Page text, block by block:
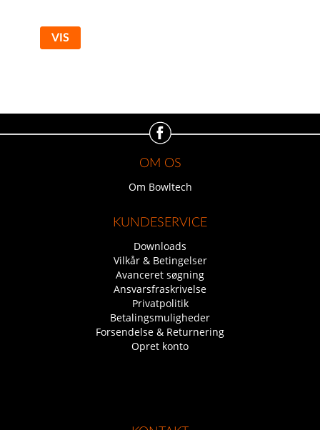
VIS
OM OS
Om Bowltech
KUNDESERVICE
Downloads
Vilkår & Betingelser
Avanceret søgning
Ansvarsfraskrivelse
Privatpolitik
Betalingsmuligheder
Forsendelse & Returnering
Opret konto